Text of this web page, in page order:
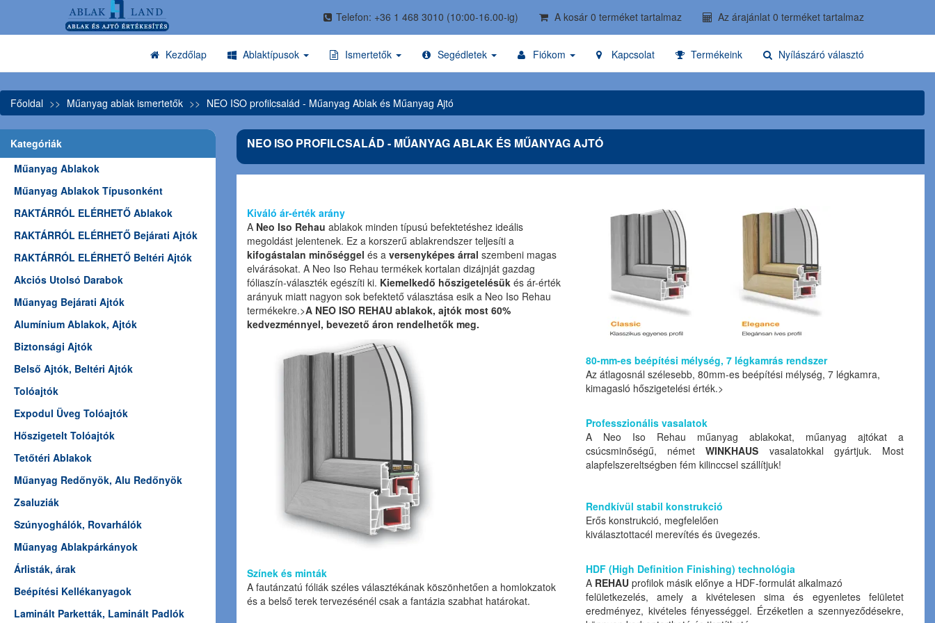
Telefon: +36 1 468 3010 (10:00-16.00-ig) A kosár 0 terméket tartalmaz Az árajánlat 0 terméket tartalmaz
Kezdőlap Ablaktípusok Ismertetők Segédletek Fiókom Kapcsolat Termékeink Nyílászáró választó
Főoldal Műanyag ablak ismertetők NEO ISO profilcsalád - Műanyag Ablak és Műanyag Ajtó
NEO ISO PROFILCSALÁD - MŰANYAG ABLAK ÉS MŰANYAG AJTÓ
Kiváló ár-érték arány
A Neo Iso Rehau ablakok minden típusú befektetéshez ideális
megoldást jelentenek. Ez a korszerű ablakrendszer teljesíti a
kifogástalan minőséggel és a versenyképes árral szembeni magas
elvárásokat. A Neo Iso Rehau termékek kortalan dizájnját gazdag
fóliaszín-választék egészíti ki. Kiemelkedő hőszigetelésükés ár-érték
arányuk miatt nagyon sok befektető választása esik a Neo Iso Rehau
termékekre.>A NEO ISO REHAU ablakok, ajtók most 60%
kedvezménnyel, bevezető áron rendelhetők meg.
Színek és minták
A fautánzatú fóliák széles választékának köszönhetően a homlokzatok
és a belső terek tervezésénél csak a fantázia szabhat határokat.
80-mm-es beépítési mélység, 7 légkamrás rendszer
Az átlagosnál szélesebb, 80mm-es beépítési mélység, 7 légkamra,
kimagasló hőszigetelési érték.>
Professzionális vasalatok
A Neo Iso Rehau műanyag ablakokat, műanyag ajtókat a
csúcsminőségű, németWINKHAUS vasalatokkal gyártjuk. Most
alapfelszereltségben fém kilinccsel szállítjuk!
Rendkívül stabil konstrukció
Erős konstrukció, megfelelően
kiválasztottacél merevítés és üvegezés.
HDF (High Definition Finishing) technológia
A REHAUprofilok másik előnye a HDF-formulát alkalmazó
felületkezelés, amely a kivételesen sima és egyenletes felületet
eredményez, kivételes fényességgel. Érzéketlen a szennyeződésekre,
Kategóriák
Műanyag Ablakok
Műanyag Ablakok Típusonként
RAKTÁRRÓL ELÉRHETŐ Ablakok
RAKTÁRRÓL ELÉRHETŐ Bejárati Ajtók
RAKTÁRRÓL ELÉRHETŐ Beltéri Ajtók
Akciós Utolsó Darabok
Műanyag Bejárati Ajtók
Alumínium Ablakok, Ajtók
Biztonsági Ajtók
Belső Ajtók, Beltéri Ajtók
Tolóajtók
Expodul Üveg Tolóajtók
Hőszigetelt Tolóajtók
Tetőtéri Ablakok
Műanyag Redőnyök, Alu Redőnyök
Zsaluziák
Szúnyoghálók, Rovarhálók
Műanyag Ablakpárkányok
Árlisták, árak
Beépítési Kellékanyagok
Laminált Parketták, Laminált Padlók